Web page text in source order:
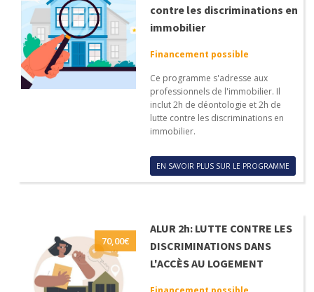
contre les discriminations en
immobilier
Financement possible
Ce programme s'adresse aux
professionnels de l'immobilier. Il
inclut 2h de déontologie et 2h de
lutte contre les discriminations en
immobilier.
EN SAVOIR PLUS SUR LE PROGRAMME
70,00€
ALUR 2h: LUTTE CONTRE LES
DISCRIMINATIONS DANS
L'ACCÈS AU LOGEMENT